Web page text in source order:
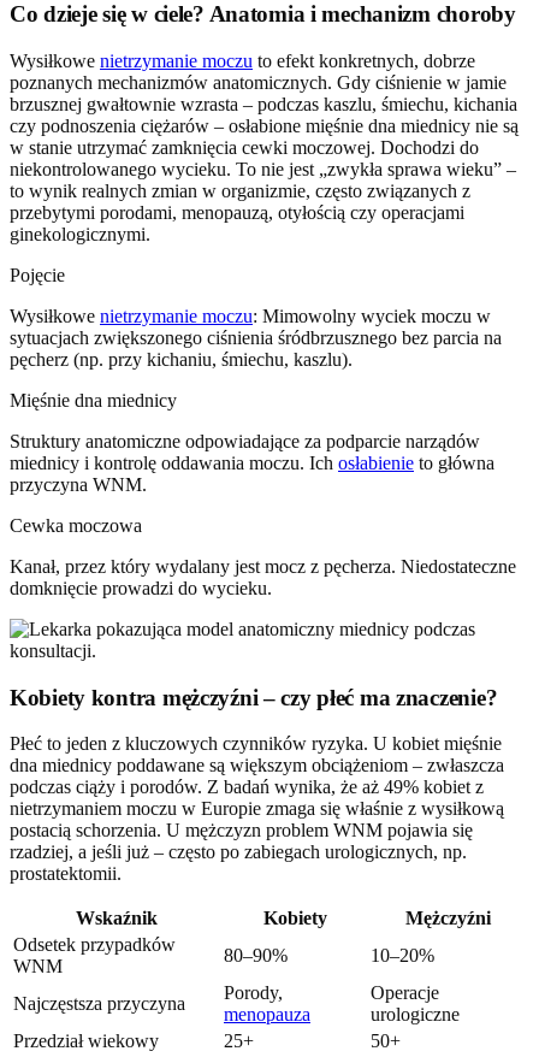
Co dzieje się w ciele? Anatomia i mechanizm choroby
Wysiłkowe nietrzymanie moczu to efekt konkretnych, dobrze
poznanych mechanizmów anatomicznych. Gdy ciśnienie w jamie
brzusznej gwałtownie wzrasta – podczas kaszlu, śmiechu, kichania
czy podnoszenia ciężarów – osłabione mięśnie dna miednicy nie są
w stanie utrzymać zamknięcia cewki moczowej. Dochodzi do
niekontrolowanego wycieku. To nie jest „zwykła sprawa wieku” –
to wynik realnych zmian w organizmie, często związanych z
przebytymi porodami, menopauzą, otyłością czy operacjami
ginekologicznymi.
Pojęcie
Wysiłkowe nietrzymanie moczu: Mimowolny wyciek moczu w
sytuacjach zwiększonego ciśnienia śródbrzusznego bez parcia na
pęcherz (np. przy kichaniu, śmiechu, kaszlu).
Mięśnie dna miednicy
Struktury anatomiczne odpowiadające za podparcie narządów
miednicy i kontrolę oddawania moczu. Ich osłabienie to główna
przyczyna WNM.
Cewka moczowa
Kanał, przez który wydalany jest mocz z pęcherza. Niedostateczne
domknięcie prowadzi do wycieku.
Kobiety kontra mężczyźni – czy płeć ma znaczenie?
Płeć to jeden z kluczowych czynników ryzyka. U kobiet mięśnie
dna miednicy poddawane są większym obciążeniom – zwłaszcza
podczas ciąży i porodów. Z badań wynika, że aż 49% kobiet z
nietrzymaniem moczu w Europie zmaga się właśnie z wysiłkową
postacią schorzenia. U mężczyzn problem WNM pojawia się
rzadziej, a jeśli już – często po zabiegach urologicznych, np.
prostatektomii.
Wskaźnik Kobiety
Mężczyźni
Odsetek przypadków
WNM
80–90% 10–20%
Najczęstsza przyczyna
Porody,
menopauza
Operacje
urologiczne
Przedział wiekowy
25+ 50+